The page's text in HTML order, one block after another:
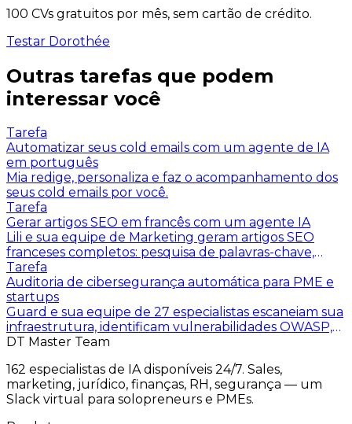
100 CVs gratuitos por mês, sem cartão de crédito.
Testar Dorothée
Outras tarefas que podem
interessar você
Tarefa
Automatizar seus cold emails com um agente de IA
em português
Mia redige, personaliza e faz o acompanhamento dos
seus cold emails por você.
Tarefa
Gerar artigos SEO em francês com um agente IA
Lili e sua equipe de Marketing geram artigos SEO
franceses completos: pesquisa de palavras-chave,
estrutura H1-H3, meta otimizados, linkagem interna
automática, JSON-LD.
Tarefa
Auditoria de cibersegurança automática para PME e
startups
Guard e sua equipe de 27 especialistas escaneiam sua
infraestrutura, identificam vulnerabilidades OWASP,
verificam sua conformidade NIS2 e RGPD, e
técnica.
DT Master Team
162 especialistas de IA disponíveis 24/7. Sales,
marketing, jurídico, finanças, RH, segurança — um
Slack virtual para solopreneurs e PMEs.